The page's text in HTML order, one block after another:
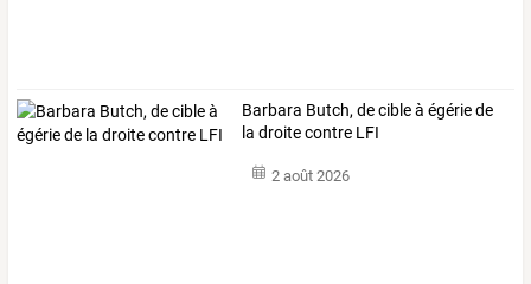
Barbara Butch, de cible à égérie de
la droite contre LFI
2 août 2026